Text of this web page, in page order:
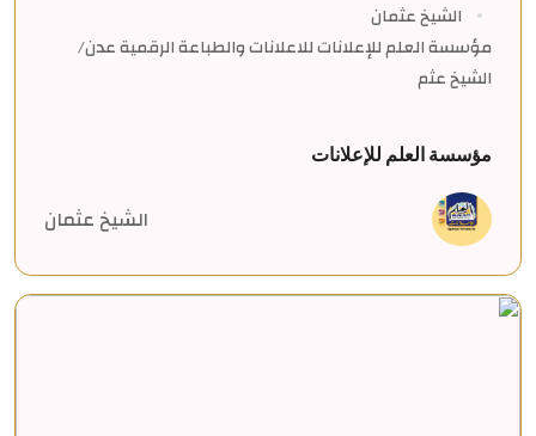
الشيخ عثمان
مؤسسة العلم للإعلانات للاعلانات والطباعة الرقمية عدن/
الشيخ عثم
مؤسسة العلم للإعلانات
الشيخ عثمان